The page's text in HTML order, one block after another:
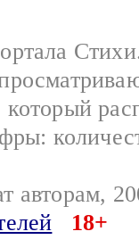
авторам,
18+